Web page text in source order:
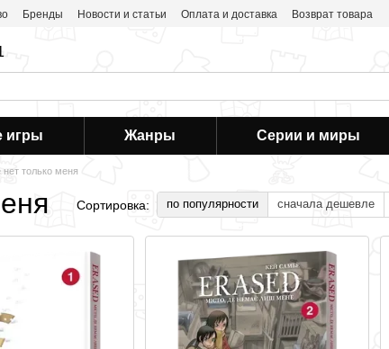
Бренды Новости и статьи Оплата и доставка Возврат товара
игры Жанры Серии и миры
нет только меня
Сортировка: по популярности сначала дешевле